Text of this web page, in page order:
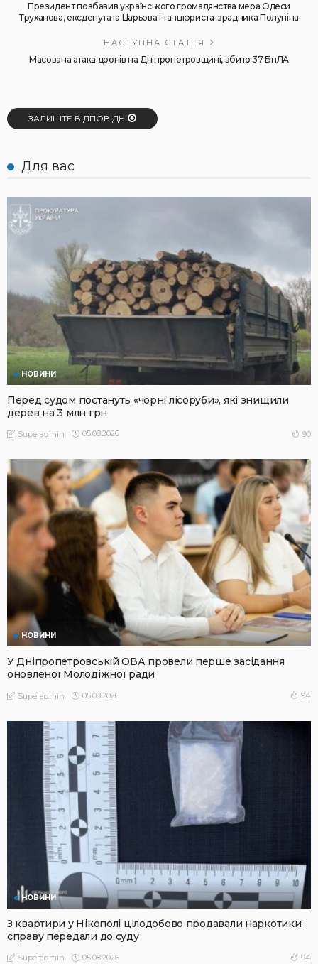
Президент позбавив українського громадянства мера Одеси
Труханова, ексдепутата Царьова і танцюриста-зрадника Полуніна
НАСТУПНА СТАТТЯ
Масована атака дронів на Дніпропетровщині, збито 37 БпЛА
ЗАЛИШТЕ ВІДПОВІДЬ
Для вас
НОВИНИ
Перед судом постануть «чорні лісоруби», які знищили
дерев на 3 млн грн
Superadmin 05.08.2026 90
НОВИНИ
У Дніпропетровській ОВА провели перше засідання
оновленої Молодіжної ради
Superadmin 05.08.2026 94
НОВИНИ
З квартири у Нікополі цілодобово продавали наркотики:
справу передали до суду
Superadmin 05.08.2026 94